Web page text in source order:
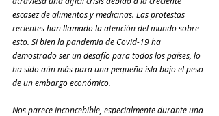
escasez de alimentos y medicinas. Las protestas
recientes han llamado la atención del mundo sobre
esto. Si bien la pandemia de Covid-19 ha
demostrado ser un desafío para todos los países, lo
ha sido aún más para una pequeña isla bajo el peso
de un embargo económico.
Nos parece inconcebible, especialmente durante una